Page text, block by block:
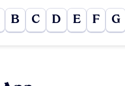
B C D E F G